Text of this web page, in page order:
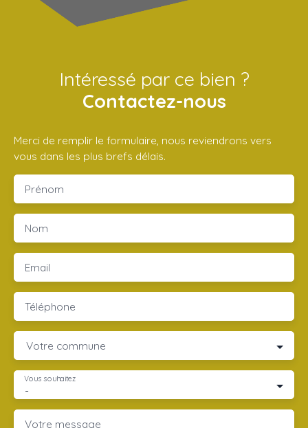
Intéressé par ce bien ?
Contactez-nous
Merci de remplir le formulaire, nous reviendrons vers
vous dans les plus brefs délais.
Prénom
Nom
Email
Téléphone
Votre commune
-
Vous souhaitez
Votre message